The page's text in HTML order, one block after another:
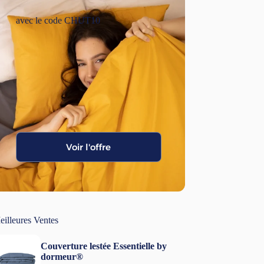
avec le code CHUT10
Voir l'offre
Ventes
Couverture lestée Essentielle by
dormeur®